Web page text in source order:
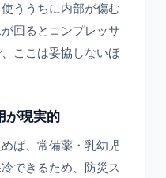
ううちに内部が傷む
回るとコンプレッサ
ここは妥協しないほ
が現実的
ば、常備薬・乳幼児
できるため、防災ス